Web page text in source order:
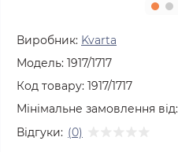
Виробник: Kvarta
Модель: 1917/1717
Код товару: 1917/1717
Мінімальне замовлення від:
Відгуки: (0)